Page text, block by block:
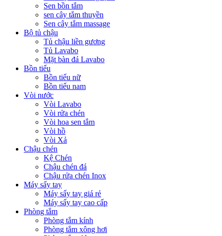
Sen bồn tắm
sen cây tắm thuyền
Sen cây tắm massage
Bộ tủ chậu
Tủ chậu liền gương
Tủ Lavabo
Mặt bàn đá Lavabo
Bồn tiểu
Bồn tiểu nữ
Bồn tiểu nam
Vòi nước
Vòi Lavabo
Vòi rửa chén
Vòi hoa sen tắm
Vòi hồ
Vòi Xả
Chậu chén
Kệ Chén
Chậu chén đá
Chậu rửa chén Inox
Máy sấy tay
Máy sấy tay giá rẻ
Máy sấy tay cao cấp
Phòng tắm
Phòng tắm kính
Phòng tắm xông hơi